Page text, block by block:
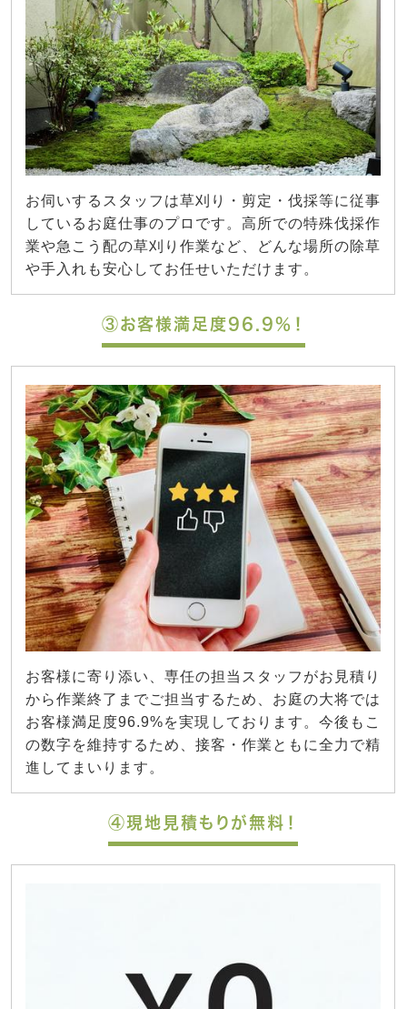
お伺いするスタッフは草刈り・剪定・伐採等に従事
しているお庭仕事のプロです。高所での特殊伐採作
業や急こう配の草刈り作業など、どんな場所の除草
や手入れも安心してお任せいただけます。
③お客様満足度96.9%！
お客様に寄り添い、専任の担当スタッフがお見積り
から作業終了までご担当するため、お庭の大将では
お客様満足度96.9%を実現しております。今後もこ
の数字を維持するため、接客・作業ともに全力で精
進してまいります。
④現地見積もりが無料！